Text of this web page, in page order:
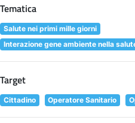
Tematica
Salute nei primi mille giorni
Interazione gene ambiente nella
Target
Cittadino Operatore Sanitario